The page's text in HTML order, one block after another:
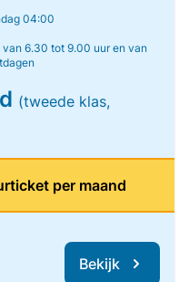
04:00
6.30 tot 9.00 uur en van
(tweede klas,
per maand
Bekijk